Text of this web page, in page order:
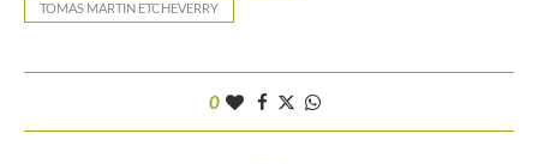
TOMAS MARTIN ETCHEVERRY
0